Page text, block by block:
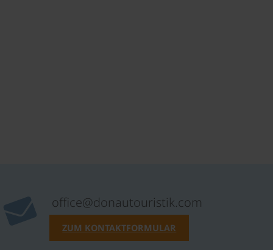
office@donautouristik.com
ZUM KONTAKTFORMULAR